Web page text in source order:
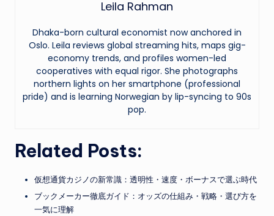
Leila Rahman
Dhaka-born cultural economist now anchored in
Oslo. Leila reviews global streaming hits, maps gig-
economy trends, and profiles women-led
cooperatives with equal rigor. She photographs
northern lights on her smartphone (professional
pride) and is learning Norwegian by lip-syncing to 90s
pop.
Related Posts:
仮想通貨カジノの新常識：透明性・速度・ボーナスで選ぶ時代
ブックメーカー徹底ガイド：オッズの仕組み・戦略・選び方を
一気に理解